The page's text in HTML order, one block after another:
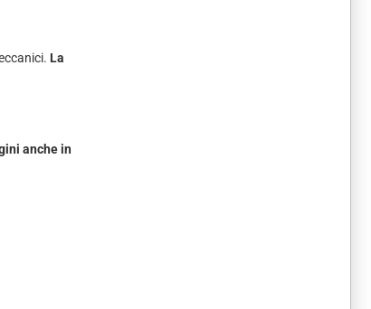
La
anche in